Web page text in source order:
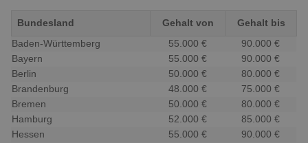
Bundesland Gehalt von
Gehalt bis
Baden-Württemberg
55.000 €
90.000 €
Bayern
55.000 €
90.000 €
Berlin
50.000 €
80.000 €
Brandenburg
48.000 €
75.000 €
Bremen
50.000 €
80.000 €
Hamburg
52.000 €
85.000 €
Hessen
55.000 €
90.000 €